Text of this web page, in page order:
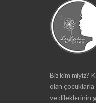
Biz kim miyiz?
olan
ve dileklerinin